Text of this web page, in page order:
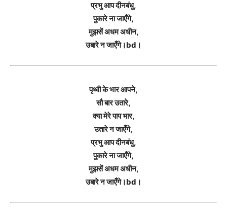
प्रभु आप दीनबंधु,
पुकारे ना जाएँगे,
मुझसें अधम अधीन,
उबारे न जाएँगे।bd।
पृथ्वी के भार आपने,
सौ बार उतारे,
क्या मेरे पाप भार,
उतारे न जाएँगे,
प्रभु आप दीनबंधु,
पुकारे ना जाएँगे,
मुझसें अधम अधीन,
उबारे न जाएँगे।bd।